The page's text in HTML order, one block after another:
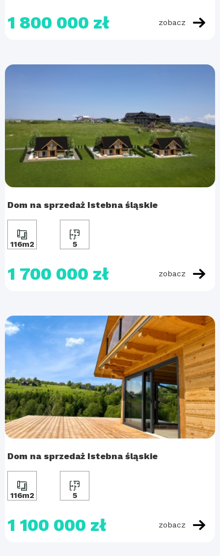
1 800 000 zł zobacz
Dom na sprzedaż Istebna śląskie
116m2 5
1 700 000 zł zobacz
Dom na sprzedaż Istebna śląskie
116m2 5
1 100 000 zł zobacz